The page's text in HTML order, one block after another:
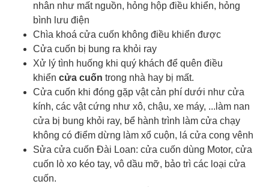
nhân như mất nguồn, hỏng hộp điều khiển, hỏng
bình lưu điện
Chìa khoá cửa cuốn không điều khiển được
Cửa cuốn bị bung ra khỏi ray
Xử lý tình huống khi quý khách để quên điều
khiển cửa cuốn trong nhà hay bị mất.
Cửa cuốn khi đóng gặp vật cản phí dưới như cửa
kính, các vật cứng như xô, chậu, xe máy, ...làm nan
cửa bị bung khỏi ray, bể hành trình làm cửa chạy
không có điểm dừng làm xổ cuộn, lá cửa cong vênh
Sửa cửa cuốn Đài Loan: cửa cuốn dùng Motor, cửa
cuốn lò xo kéo tay, vô dầu mỡ, bảo trì các loại cửa
cuốn.